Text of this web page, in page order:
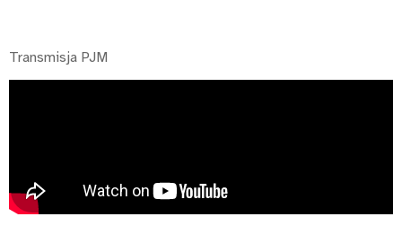
Transmisja PJM